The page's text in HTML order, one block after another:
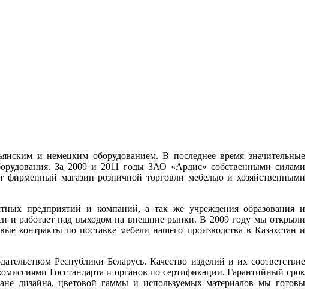
и немецким оборудованием. В последнее время значительные
За 2009 и 2011 годы ЗАО «Ардис» собственными силами
магазин розничной торговли мебелью и хозяйственными
предприятий и компаний, а так же учреждения образования и
и работает над выходом на внешние рынки. В 2009 году мы открыли
контракты по поставке мебели нашего производства в Казахстан и
Республики Беларусь. Качество изделий и их соответствие
Госстандарта и органов по сертификации. Гарантийный срок
дизайна, цветовой гаммы и используемых материалов мы готовы